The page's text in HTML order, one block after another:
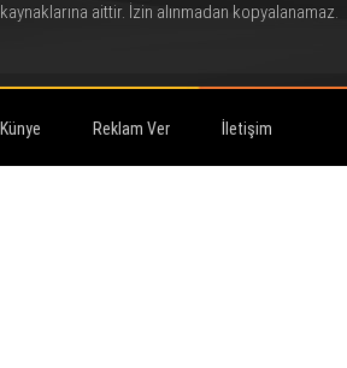
kaynaklarına aittir. İzin alınmadan kopyalanamaz.
Künye Reklam Ver İletişim